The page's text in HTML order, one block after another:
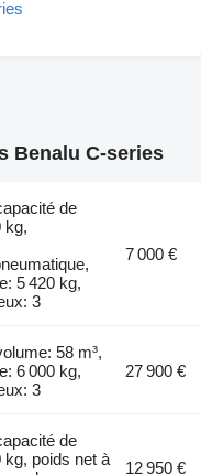
Benalu C-series
de
kg,
5 420 kg,
3
7 000 €
58 m³,
6 000 kg,
3
27 900 €
de
kg, poids net à
12 950 €